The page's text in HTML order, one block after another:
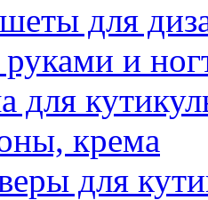
для
руками и
для
крема
для